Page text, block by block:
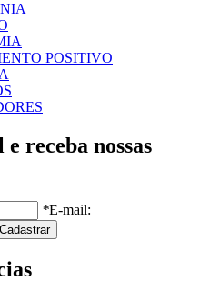
POSITIVO
receba nossas
*E-mail: